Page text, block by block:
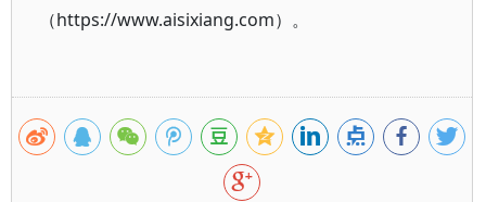
（https://www.aisixiang.com）。